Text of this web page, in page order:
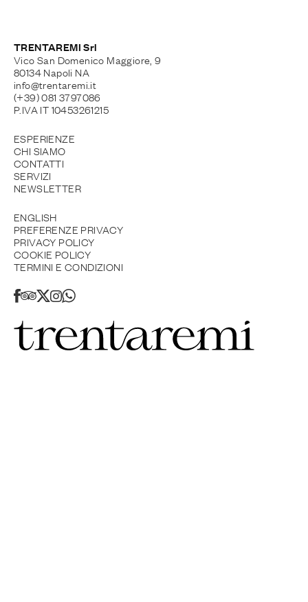
TRENTAREMI Srl
Vico San Domenico Maggiore, 9
80134 Napoli NA
info@trentaremi.it
(+39) 081 3797086
P.IVA IT 10453261215
ESPERIENZE
CHI SIAMO
CONTATTI
SERVIZI
NEWSLETTER
ENGLISH
PREFERENZE PRIVACY
PRIVACY POLICY
COOKIE POLICY
TERMINI E CONDIZIONI